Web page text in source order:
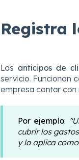
Registra
Los anticipos de
servicio. Funcionan
empresa contar con
Por ejemplo:
cubrir los
y lo aplica